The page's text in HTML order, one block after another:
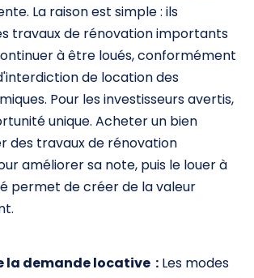
La raison est simple : ils
travaux de rénovation importants
à être loués, conformément
de location des
Pour les investisseurs avertis,
unique. Acheter un bien
des travaux de rénovation
améliorer sa note, puis le louer à
permet de créer de la valeur
la demande locative : Les modes